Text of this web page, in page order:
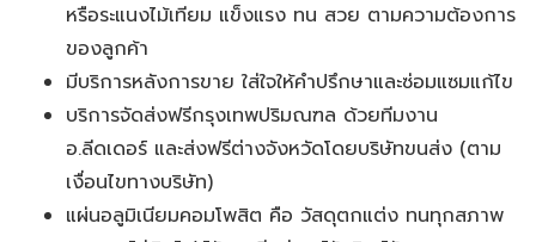
หรือระแนงไม้เทียม แข็งแรง ทน สวย ตามความต้องการ
ของลูกค้า
มีบริการหลังการขาย ใส่ใจให้คำปรึกษาและซ่อมแซมแก้ไข
บริการจัดส่งฟรีกรุงเทพปริมณฑล ด้วยทีมงาน
อ.ลีดเดอร์ และส่งฟรีต่างจังหวัดโดยบริษัทขนส่ง (ตาม
เงื่อนไขทางบริษัท)
แผ่นอลูมิเนียมคอมโพสิต คือ วัสดุตกแต่ง ทนทุกสภาพ